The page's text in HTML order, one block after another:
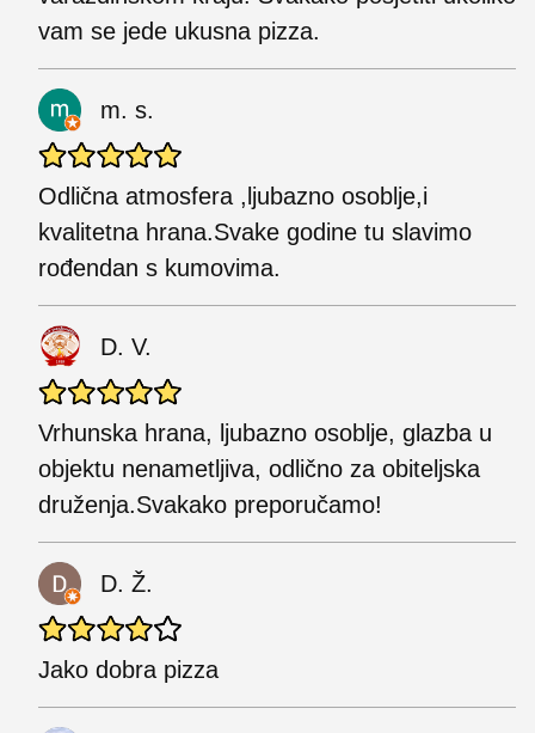
vam se jede ukusna pizza.
m. s.
Odlična atmosfera ,ljubazno osoblje,i
kvalitetna hrana.Svake godine tu slavimo
rođendan s kumovima.
D. V.
Vrhunska hrana, ljubazno osoblje, glazba u
objektu nenametljiva, odlično za obiteljska
druženja.Svakako preporučamo!
D. Ž.
Jako dobra pizza